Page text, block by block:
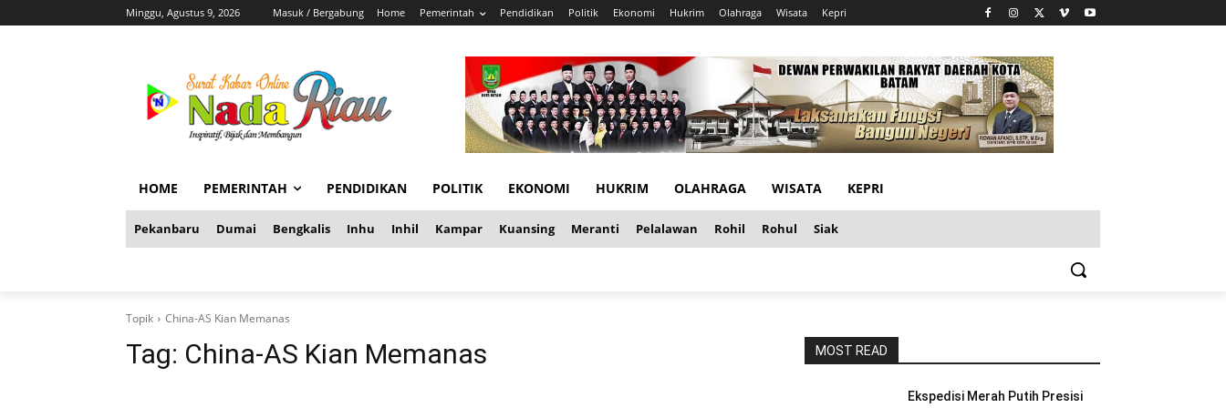
Minggu, Agustus 9, 2026 Masuk / Bergabung Home Pemerintah Pendidikan Politik Ekonomi Hukrim Olahraga Wisata Kepri
HOME PEMERINTAH PENDIDIKAN POLITIK EKONOMI HUKRIM OLAHRAGA WISATA KEPRI
Pekanbaru Dumai Bengkalis Inhu Inhil Kampar Kuansing Meranti Pelalawan Rohil Rohul Siak
Topik China-AS Kian Memanas
Tag: China-AS Kian Memanas MOST READ
Ekspedisi Merah Putih Presisi